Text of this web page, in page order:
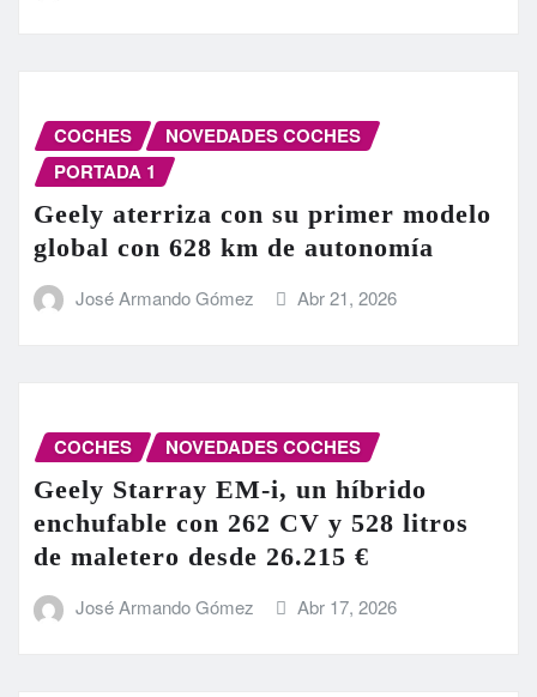
COCHES
NOVEDADES COCHES
PORTADA 1
Geely aterriza con su primer modelo
global con 628 km de autonomía
José Armando Gómez Abr 21, 2026
COCHES NOVEDADES COCHES
Geely Starray EM-i, un híbrido
enchufable con 262 CV y 528 litros
de maletero desde 26.215 €
José Armando Gómez Abr 17, 2026